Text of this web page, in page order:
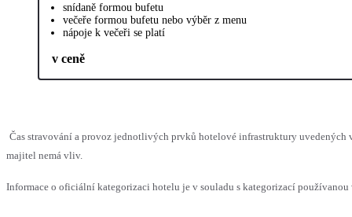
snídaně formou bufetu
večeře formou bufetu nebo výběr z menu
nápoje k večeři se platí
v ceně
Čas stravování a provoz jednotlivých prvků hotelové infrastruktury uvedených
majitel nemá vliv.
Informace o oficiální kategorizaci hotelu je v souladu s kategorizací